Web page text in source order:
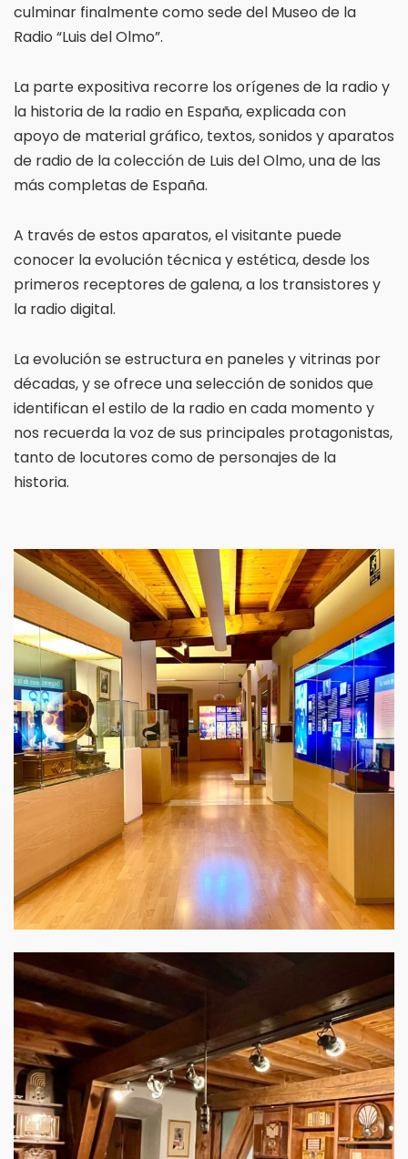
culminar finalmente como sede del Museo de la
Radio “Luis del Olmo”.
La parte expositiva recorre los orígenes de la radio y
la historia de la radio en España, explicada con
apoyo de material gráfico, textos, sonidos y aparatos
de radio de la colección de Luis del Olmo, una de las
más completas de España.
A través de estos aparatos, el visitante puede
conocer la evolución técnica y estética, desde los
primeros receptores de galena, a los transistores y
la radio digital.
La evolución se estructura en paneles y vitrinas por
décadas, y se ofrece una selección de sonidos que
identifican el estilo de la radio en cada momento y
nos recuerda la voz de sus principales protagonistas,
tanto de locutores como de personajes de la
historia.